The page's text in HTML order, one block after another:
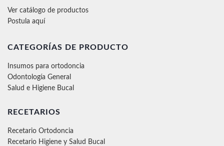
Ver catálogo de productos
Postula aquí
CATEGORÍAS DE PRODUCTO
Insumos para ortodoncia
Odontología General
Salud e Higiene Bucal
RECETARIOS
Recetario Ortodoncia
Recetario Higiene y Salud Bucal